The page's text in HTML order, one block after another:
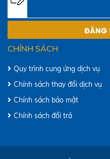
CHÍNH SÁCH
Quy trình cung ứng dịch vụ
Chính sách thay đổi dịch vụ
Chính sách bảo mật
Chính sách đổi trả